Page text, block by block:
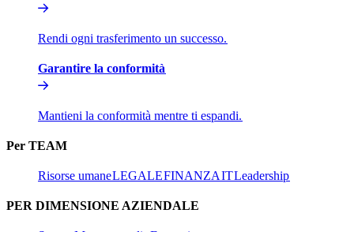
Rendi ogni trasferimento un successo.​​
Garantire la conformità​​
Mantieni la conformità mentre ti espandi.​​
Per TEAM​​
Risorse umane​​LEGALE​​FINANZA​​IT​​Leadership​​
PER DIMENSIONE AZIENDALE​​